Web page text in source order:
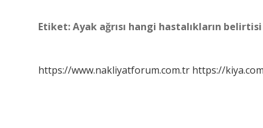
Etiket:Ayak ağrısı hangi hastalıkların
https://www.nakliyatforum.com.tr https://